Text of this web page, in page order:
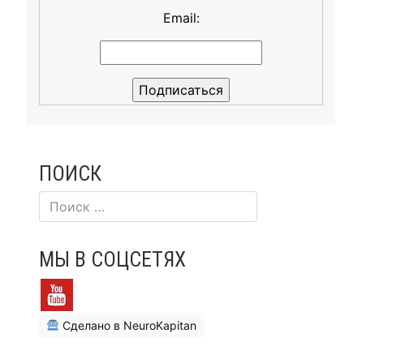
Email:
ПОИСК
МЫ В СОЦСЕТЯХ
Сделано в NeuroKapitan